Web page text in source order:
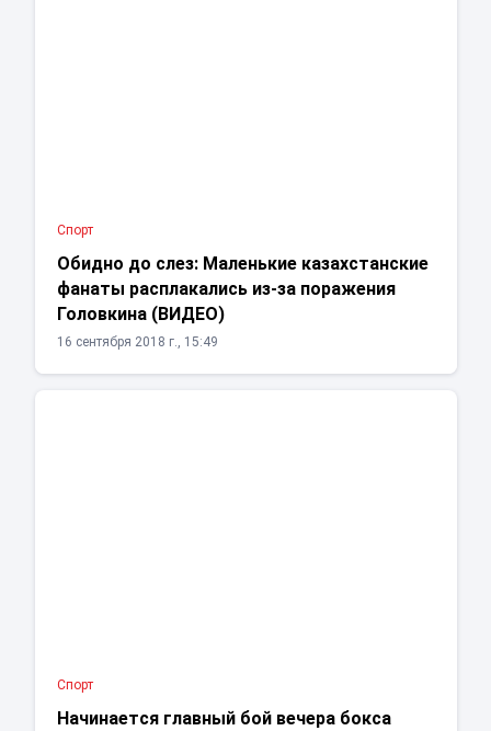
Спорт
Обидно до слез: Маленькие казахстанские
фанаты расплакались из-за поражения
Головкина (ВИДЕО)
16 сентября 2018 г., 15:49
Спорт
Начинается главный бой вечера бокса